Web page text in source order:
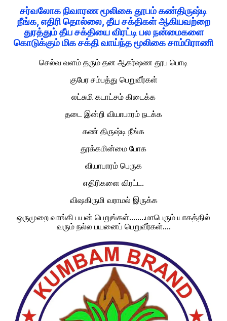
சர்வலோக நிவாரண மூலிகை தூபம் கண்திருஷ்டி
நீங்க, எதிரி தொல்லை, தீய சக்திகள் ஆகியவற்றை
துரத்தும் தீய சக்தியை விரட்டி பல நன்மைகளை
கொடுக்கும் மிக சக்தி வாய்ந்த மூலிகை சாம்பிராணி
செல்வ வளம் தரும் தன ஆகர்ஷண தூப பொடி
குபேர சம்பத்து பெறுவீர்கள்
லட்சுமி கடாட்சம் கிடைக்க
தடை இன்றி வியாபாரம் நடக்க
கண் திருஷ்டி நீங்க
தூக்கமின்மை போக
வியாபாரம் பெருக
எதிரிகளை விரட்ட.
விஷகிருமி வராமல் இருக்க
ஒருமுறை வாங்கி பயன் பெறுங்கள்........மாபெரும் யாகத்தில்
வரும் நல்ல பயனைப் பெறுவீர்கள்....